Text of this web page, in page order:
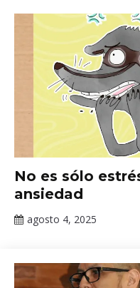
Eventos
Académicos
del INPRFM
Todo
No es sólo
ansiedad
agosto 4, 2025